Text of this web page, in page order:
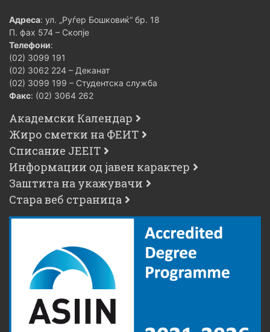
Адреса: ул. „Руѓер Бошковиќ“ бр. 18
П. фах 574 – Скопје
Телефони:
(02) 3099 191
(02) 3062 224 – Деканат
(02) 3099 199 – Студентска служба
Факс: (02) 3064 262
Академски Календар
Жиро сметки на ФЕИТ
Списание JEEIT
Информации од јавен карактер
Заштита на укажувачи
Стара веб страница